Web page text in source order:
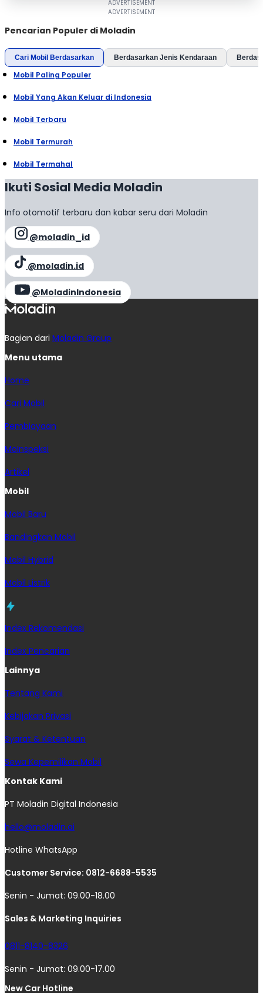
Pencarian Populer di Moladin
Cari Mobil Berdasarkan Berdasarkan Jenis Kendaraan
Mobil Paling Populer
Mobil Yang Akan Keluar di Indonesia
Mobil Terbaru
Mobil Termurah
Mobil Termahal
Ikuti Sosial Media Moladin
Info otomotif terbaru dan kabar seru dari Moladin
@moladin_id
@moladin.id
@MoladinIndonesia
Bagian dari Moladin Group
Menu utama
Home
Cari Mobil
Pembiayaan
MoInspeksi
Artikel
Mobil
Mobil Baru
Bandingkan Mobil
Mobil Hybrid
Mobil Listrik
Index Rekomendasi
Index Pencarian
Lainnya
Tentang Kami
Kebijakan Privasi
Syarat & Ketentuan
Sewa Kepemilikan Mobil
Kontak Kami
PT Moladin Digital Indonesia
hello@moladin.ai
Hotline WhatsApp
Customer Service: 0812-6688-5535
Senin - Jumat: 09.00-18.00
Sales & Marketing Inquiries
0811-8140-8326
Senin - Jumat: 09.00-17.00
New Car Hotline